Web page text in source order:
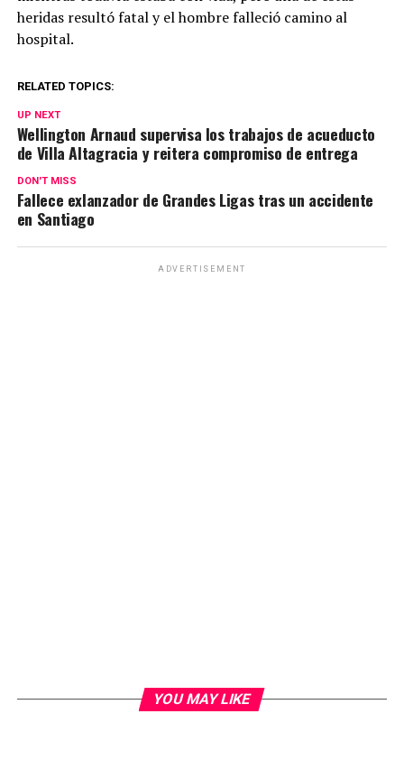
heridas resultó fatal y el hombre falleció camino al
hospital.
RELATED TOPICS:
UP NEXT
Wellington Arnaud supervisa los trabajos de acueducto
de Villa Altagracia y reitera compromiso de entrega
DON'T MISS
Fallece exlanzador de Grandes Ligas tras un accidente
en Santiago
ADVERTISEMENT
YOU MAY LIKE